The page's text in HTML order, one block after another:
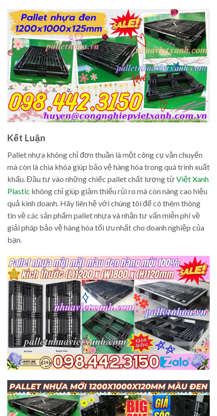
Kết Luận
Pallet nhựa không chỉ đơn thuần là một công cụ vận chuyển
mà còn là chìa khóa giúp bảo vệ hàng hóa trong quá trình xuất
khẩu. Đầu tư vào những chiếc pallet chất lượng từViệt Xanh
Plastic không chỉ giúp giảm thiểu rủi ro mà còn nâng cao hiệu
quả kinh doanh. Hãy liên hệ với chúng tôi để có thêm thông
tin về các sản phẩm pallet nhựa và nhận tư vấn miễn phí về
giải pháp bảo vệ hàng hóa tối ưu nhất cho doanh nghiệp của
bạn.